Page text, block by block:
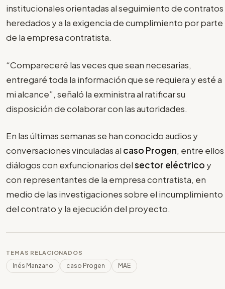
institucionales orientadas al seguimiento de contratos
heredados y a la exigencia de cumplimiento por parte
de la empresa contratista.
“Compareceré las veces que sean necesarias,
entregaré toda la información que se requiera y esté a
mi alcance”, señaló la exministra al ratificar su
disposición de colaborar con las autoridades.
En las últimas semanas se han conocido audios y
conversaciones vinculadas al caso Progen, entre ellos
diálogos con exfuncionarios delsector eléctrico y
con representantes de la empresa contratista, en
medio de las investigaciones sobre el incumplimiento
del contrato y la ejecución del proyecto.
TEMAS RELACIONADOS
Inés Manzano caso Progen MAE